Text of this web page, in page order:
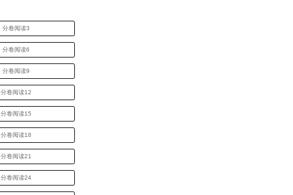
分卷阅读3
分卷阅读6
分卷阅读9
分卷阅读12
分卷阅读15
分卷阅读18
分卷阅读21
分卷阅读24